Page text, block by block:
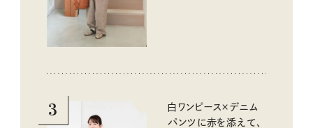
3
白ワンピース×デニム
パンツに赤を添えて、